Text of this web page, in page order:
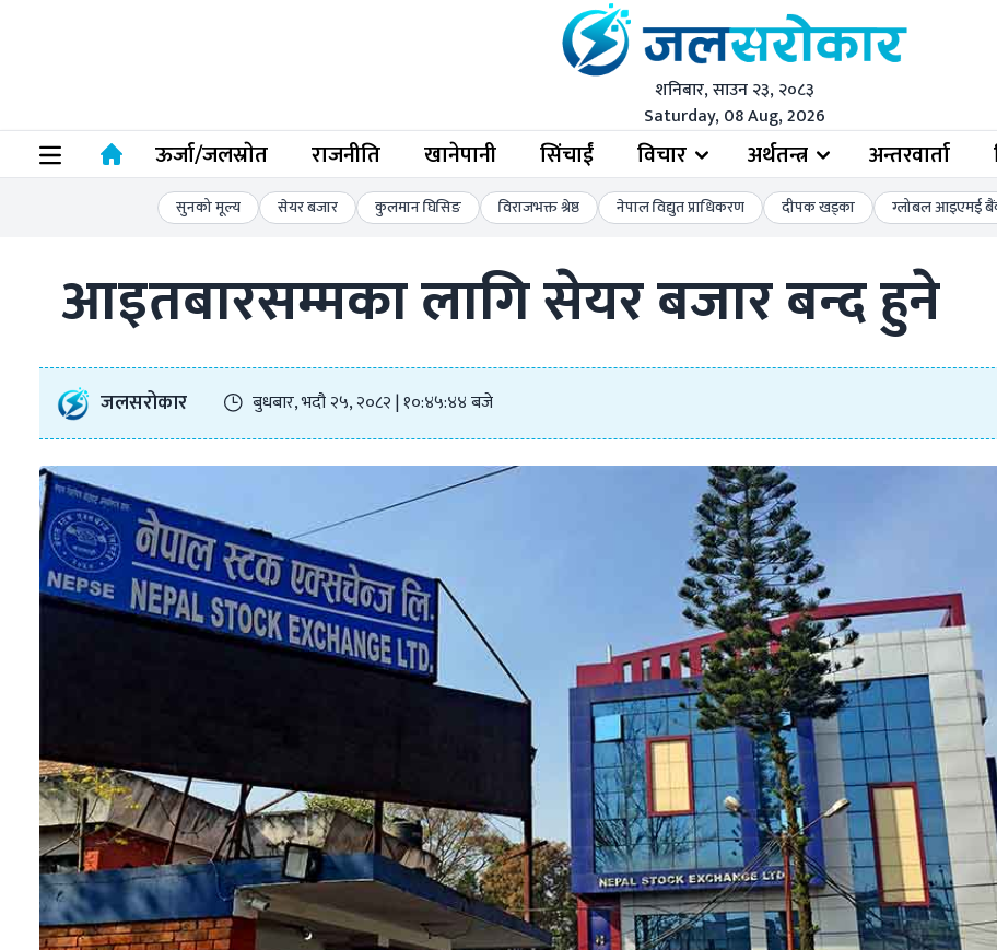
शनिबार, साउन २३, २०८३
Saturday, 08 Aug, 2026
ऊर्जा/जलस्राेत राजनीति खानेपानी सिंचाईं विचार अर्थतन्त्र अन्तरवार्ता
सुनको मूल्य सेयर बजार कुलमान घिसिङ विराजभक्त श्रेष्ठ नेपाल विद्युत प्राधिकरण दीपक खड्का ग्लोबल आइएमई
आइतबारसम्मका लागि सेयर बजार बन्द हुने
जलसरोकार बुधबार, भदौ २५, २०८२ | १०:४५:४४ बजे